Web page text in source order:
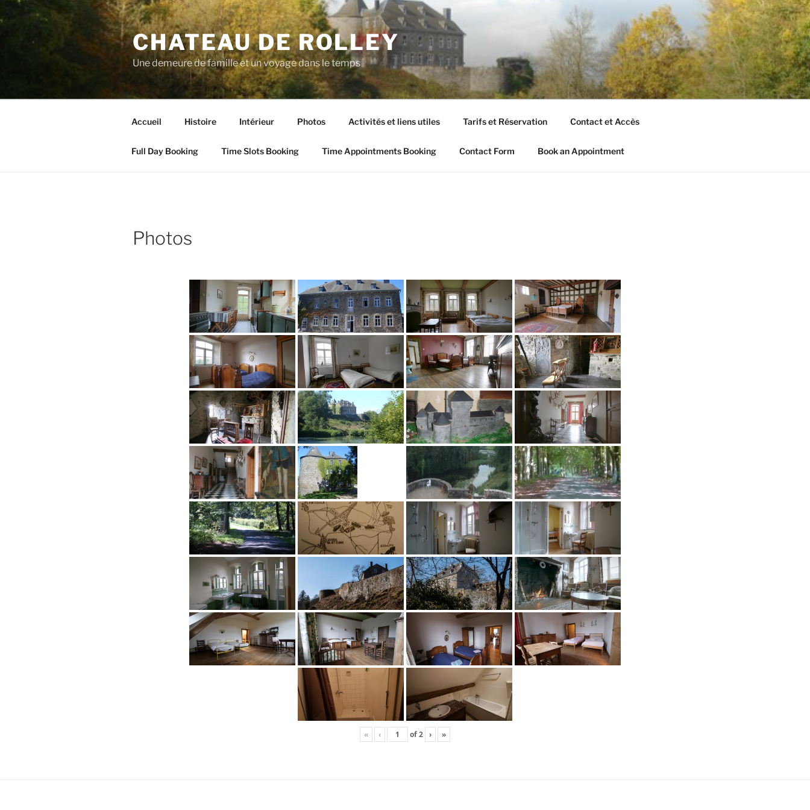
Aller
au
CHATEAU DE ROLLEY
Une demeure de famille et un voyage dans le temps
Accueil Histoire Intérieur Photos Activités et liens utiles Tarifs et Réservation Contact et Accès
Full Day Booking Time Slots Booking Time Appointments Booking Contact Form Book an Appointment
Photos
« ‹ of2 › »